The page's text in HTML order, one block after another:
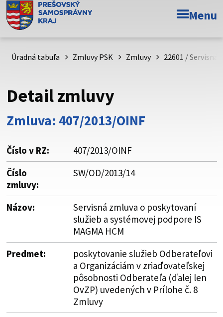
Doména psk.sk je oficiálna
Toto je oficiálna webová stránka Prešovského
psk.sk.
Buďte pozorní a vždy sa uistite, že zdieľate informácie iba
cez zabezpečenú webovú stránku. Zabezpečená stránka
vždy začína https:// pred názvom domény webového sídla.
Menu
Úradná tabuľa Zmluvy PSK Zmluvy 22601 / Servisná
Detail zmluvy
Zmluva: 407/2013/OINF
Číslo v RZ:
407/2013/OINF
Číslo
zmluvy:
SW/OD/2013/14
Názov:
Servisná zmluva o poskytovaní
služieb a systémovej podpore IS
MAGMA HCM
Predmet:
poskytovanie služieb Odberateľovi
a Organizáciám v zriaďovateľskej
pôsobnosti Odberateľa (ďalej len
OvZP) uvedených v Prílohe č. 8
Zmluvy